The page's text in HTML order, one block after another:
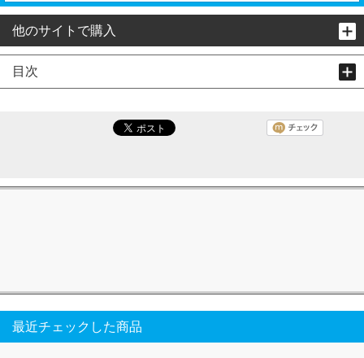
他のサイトで購入
目次
最近チェックした商品